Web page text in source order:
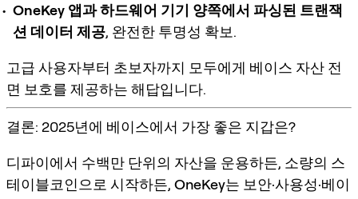
OneKey 앱과 하드웨어 기기 양쪽에서 파싱된 트랜잭
션 데이터 제공, 완전한 투명성 확보.
고급 사용자부터 초보자까지 모두에게 베이스 자산 전
면 보호를 제공하는 해답입니다.
결론: 2025년에 베이스에서 가장 좋은 지갑은?
디파이에서 수백만 단위의 자산을 운용하든, 소량의 스
테이블코인으로 시작하든, OneKey는 보안·사용성·베이